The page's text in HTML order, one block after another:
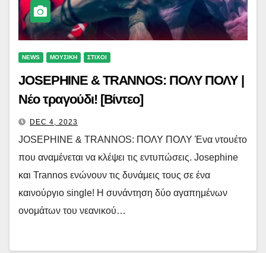
NEWS ΜΟΥΣΙΚΗ ΣΤΙΧΟΙ
JOSEPHINE & TRANNOS: ΠΟΛΥ ΠΟΛΥ |
Νέο τραγούδι! [Βίντεο]
DEC 4, 2023
JOSEPHINE & TRANNOS: ΠΟΛΥ ΠΟΛΥ Ένα ντουέτο
που αναμένεται να κλέψει τις εντυπώσεις. Josephine
και Trannos ενώνουν τις δυνάμεις τους σε ένα
καινούργιο single! Η συνάντηση δύο αγαπημένων
ονομάτων του νεανικού…